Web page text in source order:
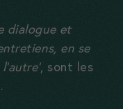
dialogue et
en se
, sont les